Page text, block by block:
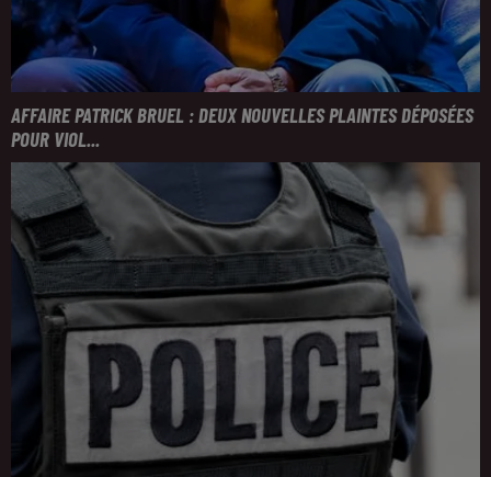
AFFAIRE PATRICK BRUEL : DEUX NOUVELLES PLAINTES DÉPOSÉES
POUR VIOL...